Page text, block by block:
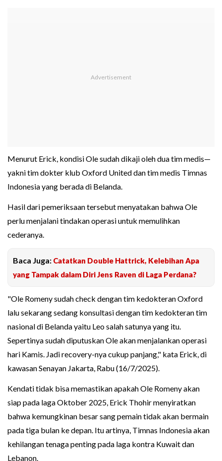
Menurut Erick, kondisi Ole sudah dikaji oleh dua tim medis—
yakni tim dokter klub Oxford United dan tim medis Timnas
Indonesia yang berada di Belanda.
Hasil dari pemeriksaan tersebut menyatakan bahwa Ole
perlu menjalani tindakan operasi untuk memulihkan
cederanya.
Baca Juga: Catatkan Double Hattrick, Kelebihan Apa
yang Tampak dalam Diri Jens Raven di Laga Perdana?
"Ole Romeny sudah check dengan tim kedokteran Oxford
lalu sekarang sedang konsultasi dengan tim kedokteran tim
nasional di Belanda yaitu Leo salah satunya yang itu.
Sepertinya sudah diputuskan Ole akan menjalankan operasi
hari Kamis. Jadi recovery-nya cukup panjang," kata Erick, di
kawasan Senayan Jakarta, Rabu (16/7/2025).
Kendati tidak bisa memastikan apakah Ole Romeny akan
siap pada laga Oktober 2025, Erick Thohir menyiratkan
bahwa kemungkinan besar sang pemain tidak akan bermain
pada tiga bulan ke depan. Itu artinya, Timnas Indonesia akan
kehilangan tenaga penting pada laga kontra Kuwait dan
Lebanon.